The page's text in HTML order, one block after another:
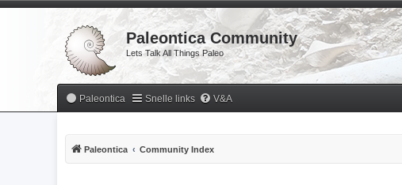
Paleontica Community
Lets Talk All Things Paleo
Paleontica Snelle links V&A
Paleontica Community Index